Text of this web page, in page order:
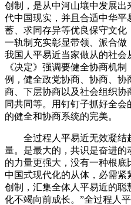
创制，是从中河山壤中发展
代中国现实，并且合适中华
蓄、求同存异等优良保守文
一轨制充实彰显带领、派合做
我国人平易近当家做从的社
《决定》强调要健全协商机
例，健全政党协商、协商、
商、下层协商以及社会组织
同共同等。用钉钉子抓好全会
的健全和协商系统的完美。
全过程人平易近无效凝结
量。是最大的，共识是奋进
的力量更强大，没有一种根底
中国式现代化的从体，必需
创制，汇集全体人平易近的
化不竭向前成长。”全过程人